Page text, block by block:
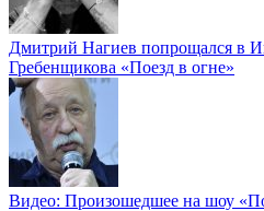
Дмитрий Нагиев попрощался в
Гребенщикова «Поезд в огне»
Видео: Произошедшее на шоу